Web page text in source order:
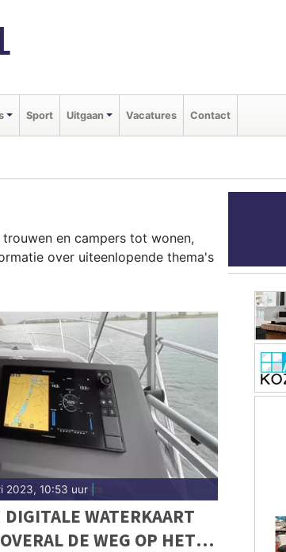
Sport Uitgaan Vacatures Contact
en campers tot wonen,
over uiteenlopende thema's
2023, 10:53 uur|
DIGITALE WATERKAART
DE WEG OP HET